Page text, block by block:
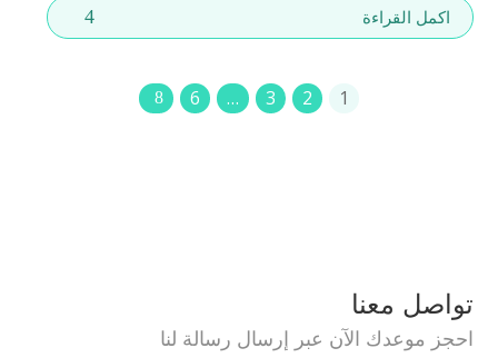
اكمل القراءة 4
1
2
3
…
6
تواصل معنا
احجز موعدك الآن عبر إرسال رسالة لنا